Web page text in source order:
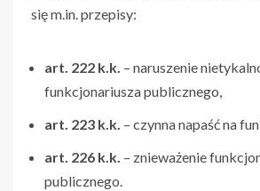
się m.in. przepisy:
art. 222 k.k. – naruszenie
funkcjonariusza publicznego,
art. 223 k.k. – czynna napaść na
art. 226 k.k. – znieważenie
publicznego.